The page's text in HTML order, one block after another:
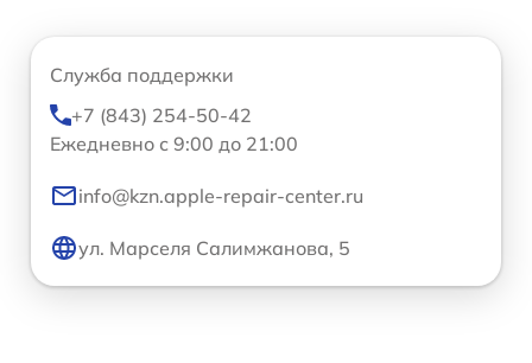
Служба поддержки
+7 (843) 254-50-42
Ежедневно с 9:00 до 21:00
info@kzn.apple-repair-center.ru
ул. Марселя Салимжанова, 5